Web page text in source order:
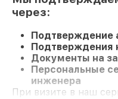
через:
Подтверждение
Подтверждения
Документы на
Персональные
инженера
При визите в наш